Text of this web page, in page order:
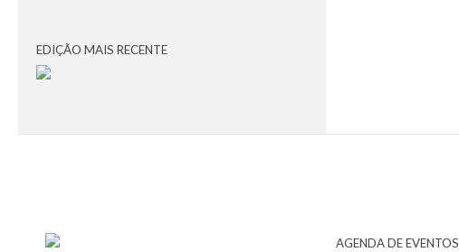
EDIÇÃO MAIS RECENTE
AGENDA DE EVENTOS